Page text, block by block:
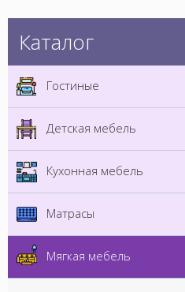
Каталог
Гостиные
Детская мебель
Кухонная мебель
Матрасы
Мягкая мебель